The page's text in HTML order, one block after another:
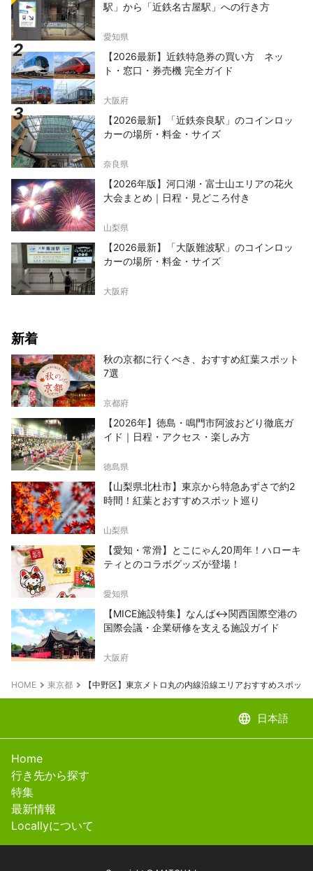
駅」から「近鉄名古屋駅」への行き方
愛知県
【2026最新】近鉄特急券の買い方 ネッ
ト・窓口・券売機 完全ガイド
大阪府
【2026最新】「近鉄奈良駅」のコインロッ
カーの場所・料金・サイズ
奈良県
【2026年版】河口湖・富士山エリアの花火
大会まとめ｜日程・見どころ付き
山梨県
【2026最新】「大阪難波駅」のコインロッ
カーの場所・料金・サイズ
大阪府
新着
秋の京都に行くべき、おすすめ紅葉スポット
7選
京都府
【2026年】徳島・鳴門市阿波おどり徹底ガ
イド｜日程・アクセス・楽しみ方
徳島県
【山梨県北杜市】東京から特急あずさで約2
時間！紅葉とおすすめスポット巡り
山梨県
【愛知・常滑】とこにゃん20周年！ハローキ
ティとのコラボグッズが登場！
愛知県
【MICE施設特集】なんば↔関西国際空港の
国際会議・企業研修を支える施設ガイド
大阪府
HOME 東京都 【中野区】東京メトロ丸の内線沿線エリアおすすめスポット
language 日本語
Home
行き先から探す
特集
最新情報
Locallyについて